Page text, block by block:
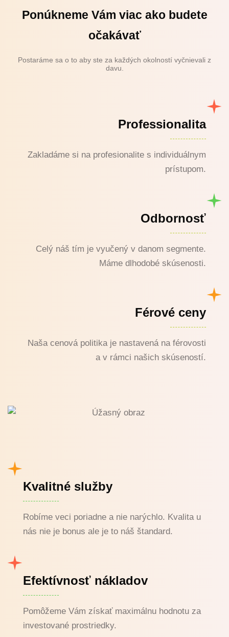
Ponúkneme Vám viac ako budete
očakávať
Postaráme sa o to aby ste za každých okolností vyčnievali z
davu.
Professionalita
Zakladáme si na profesionalite s individuálnym
prístupom.
Odbornosť
Celý náš tím je vyučený v danom segmente.
Máme dlhodobé skúsenosti.
Férové ceny
Naša cenová politika je nastavená na férovosti
a v rámci našich skúseností.
Kvalitné služby
Robíme veci poriadne a nie narýchlo. Kvalita u
nás nie je bonus ale je to náš štandard.
Efektívnosť nákladov
Pomôžeme Vám získať maximálnu hodnotu za
investované prostriedky.